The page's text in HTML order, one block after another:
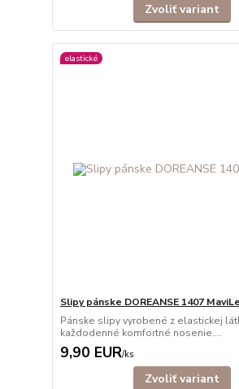
Zvoliť variant
elastické
Slipy pánske DOREANSE 1407
Pánske slipy vyrobené z elastickej
každodenné komfortné nosenie....
9,90 EUR/ks
Zvoliť variant